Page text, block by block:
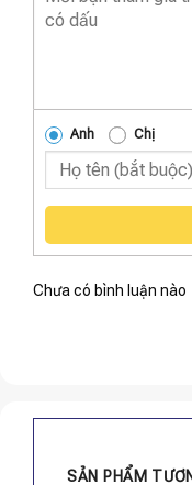
Anh Chị
Chưa có bình luận nào
SẢN PHẨM